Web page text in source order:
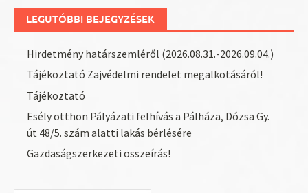
LEGUTÓBBI BEJEGYZÉSEK
Hirdetmény határszemléről (2026.08.31.-2026.09.04.)
Tájékoztató Zajvédelmi rendelet megalkotásáról!
Tájékoztató
Esély otthon Pályázati felhívás a Pálháza, Dózsa Gy.
út 48/5. szám alatti lakás bérlésére
Gazdaságszerkezeti összeírás!